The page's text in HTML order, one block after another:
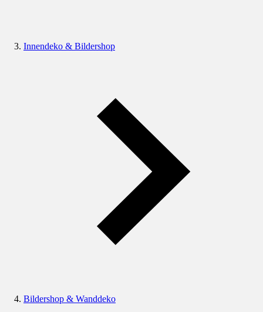
Innendeko & Bildershop
Bildershop & Wanddeko